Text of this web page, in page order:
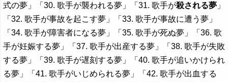
式の夢」「30. 歌手が襲われる夢」「31. 歌手が殺される夢 」
「32. 歌手が事故を起こす夢」「33. 歌手が事故に遭う夢」
「34. 歌手が障害者になる夢」「35. 歌手が死ぬ夢」「36. 歌
手が妊娠する夢」「37. 歌手が出産する夢」「38. 歌手が失敗
する夢」「39. 歌手が遅刻する夢」「40. 歌手が追いかけられ
る夢」「41. 歌手がいじめられる夢」「42. 歌手が出血する